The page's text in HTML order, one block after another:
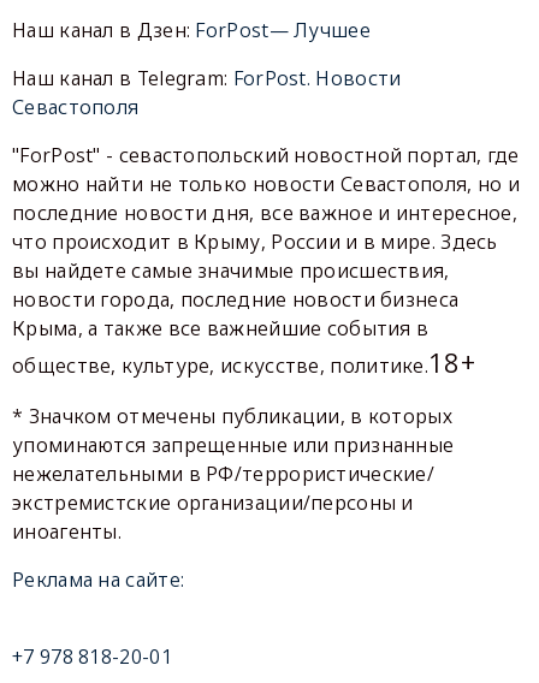
Наш канал в Дзен: ForPost— Лучшее
Наш канал в Telegram: ForPost. Новости
Севастополя
"ForPost" - севастопольский новостной портал, где
можно найти не только новости Севастополя, но и
последние новости дня, все важное и интересное,
что происходит в Крыму, России и в мире. Здесь
вы найдете самые значимые происшествия,
новости города, последние новости бизнеса
Крыма, а также все важнейшие события в
обществе, культуре, искусстве, политике.18+
* Значком отмечены публикации, в которых
упоминаются запрещенные или признанные
нежелательными в РФ/террористические/
экстремистские организации/персоны и
иноагенты.
Реклама на сайте:
+7 978 818-20-01